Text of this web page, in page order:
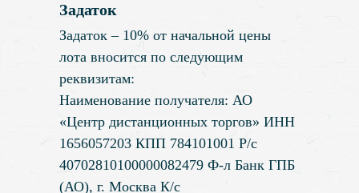
Задаток
Задаток – 10% от начальной цены
лота вносится по следующим
реквизитам:
Наименование получателя: АО
«Центр дистанционных торгов» ИНН
1656057203 КПП 784101001 Р/с
40702810100000082479 Ф-л Банк ГПБ
(АО), г. Москва К/с